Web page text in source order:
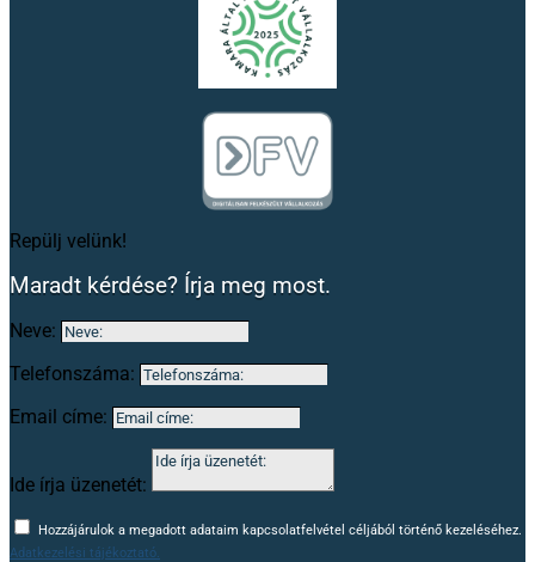
Repülj velünk!
Maradt kérdése? Írja meg most.
Neve:
Telefonszáma:
Email címe:
Ide írja üzenetét:
Hozzájárulok a megadott adataim kapcsolatfelvétel céljából történő kezeléséhez.
Adatkezelési tájékoztató.